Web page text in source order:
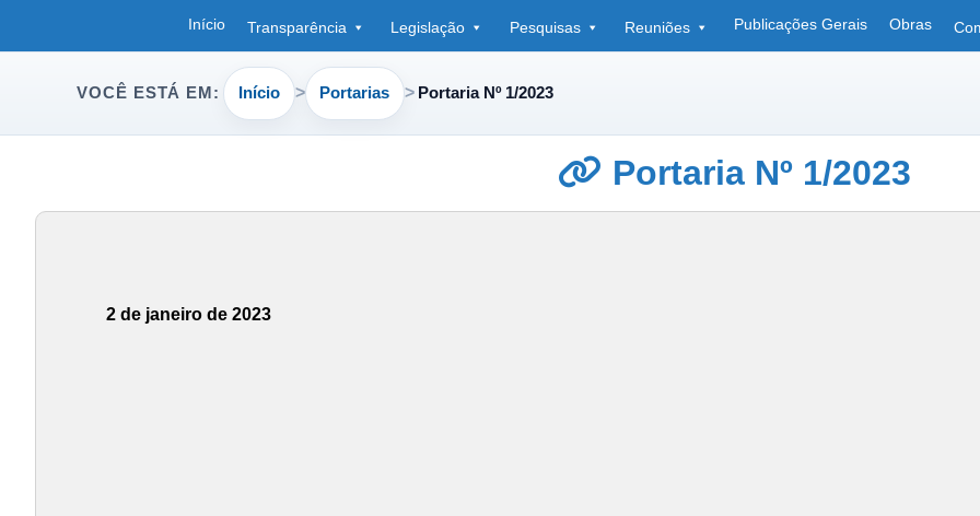
Início Transparência Legislação Pesquisas Reuniões Publicações Gerais Obras
VOCÊ ESTÁ EM: Início Portarias Portaria Nº 1/2023
Portaria Nº 1/2023
2 de janeiro de 2023